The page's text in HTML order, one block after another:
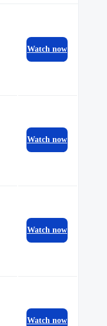
Watch now
Watch now
Watch now
Watch now